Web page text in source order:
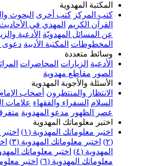
المهدوية
كتب أخرى البحوث والمقالات
المهدي في الأحاديث أجوبة أهل
المسائل المهدويّة الأدعية والزيارات
المكتبة الأدبية دعوى اليماني جميع
متعددة
الزيارات المحاضرات المراثي المواليد
مقاطع مهدوية
والأجوبة المهدوية
والمنتظرون أصحاب الإمام المهدي عليه
السفراء والفقهاء علامات الظهور عصر
مدعو المهدوية متفرقة جميع
معلوماتك المهدوية
معلوماتك المهدوية (١)
اختبر معلوماتك
اختبر معلوماتك المهدوية (٣)
اختبر معلوماتك
اختبر معلوماتك المهدوية (٥)
اختبر
المهدوية (٦)
اختبر معلوماتك المهدوية (٧)